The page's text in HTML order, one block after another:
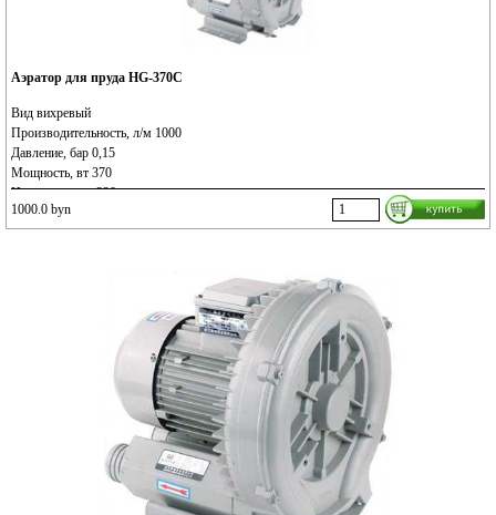
Аэратор для пруда HG-370C
Вид вихревый
Производительность, л/м 1000
Давление, бар 0,15
Мощность, вт 370
Напряжение, в 220
Длина кабеля, м 1,3
Масса, кг 12
Особенности может работать зимой и летом
1000.0 byn